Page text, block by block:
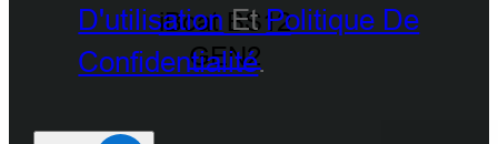
iBoat BS12
GEN2
D'utilisationEtPolitique De
Confidentialité.